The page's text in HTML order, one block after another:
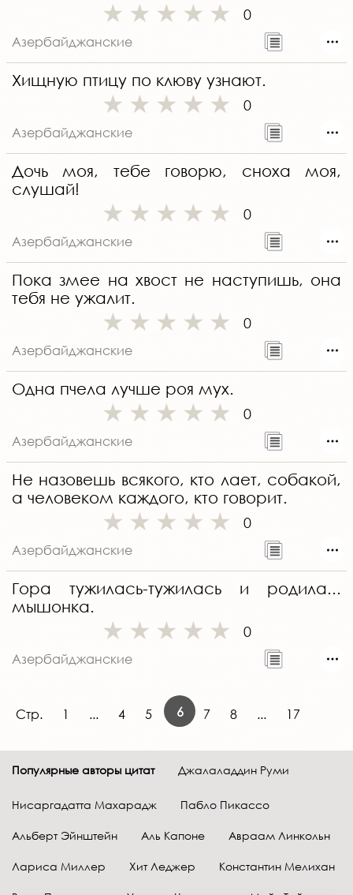
0
Азербайджанские
Хищную птицу по клюву узнают.
0
Азербайджанские
Дочь моя, тебе говорю, сноха моя,
слушай!
0
Азербайджанские
Пока змее на хвост не наступишь, она
тебя не ужалит.
0
Азербайджанские
Одна пчела лучше роя мух.
0
Азербайджанские
Не назовешь всякого, кто лает, собакой,
а человеком каждого, кто говорит.
0
Азербайджанские
Гора тужилась-тужилась и родила...
мышонка.
0
Азербайджанские
Стр. 1 ... 4 5 6 7 8 ... 17
Популярные авторы цитат Джалаладдин Руми
Нисаргадатта Махарадж Пабло Пикассо
Альберт Эйнштейн Аль Капоне Авраам Линкольн
Лариса Миллер Хит Леджер Константин Мелихан